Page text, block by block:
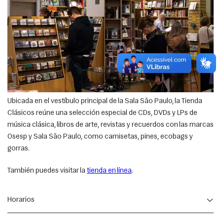
Ubicada en el vestíbulo principal de la Sala São Paulo, la Tienda
Clásicos reúne una selección especial de CDs, DVDs y LPs de
música clásica, libros de arte, revistas y recuerdos con las marcas
Osesp y Sala São Paulo, como camisetas, pines, ecobags y
gorras.
También puedes visitar la tienda en línea.
Horarios